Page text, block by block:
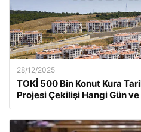
28/12/2025
TOKİ 500 Bin Konut Kura
Projesi Çekilişi Hangi Gün